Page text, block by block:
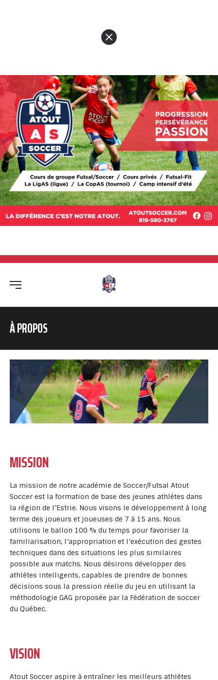
À PROPOS
MISSION
La mission de notre académie de Soccer/Futsal Atout
Soccer est la formation de base des jeunes athlètes dans
la région de l’Estrie. Nous visons le développement à long
terme des joueurs et joueuses de 7 à 15 ans. Nous
utilisons le ballon 100 % du temps pour favoriser la
familiarisation, l’appropriation et l’exécution des gestes
techniques dans des situations les plus similaires
possible aux matchs. Nous désirons développer des
athlètes intelligents, capables de prendre de bonnes
décisions sous la pression réelle du jeu en utilisant la
méthodologie GAG proposée par la Fédération de soccer
du Québec.
VISION
Atout Soccer aspire à entraîner les meilleurs athlètes